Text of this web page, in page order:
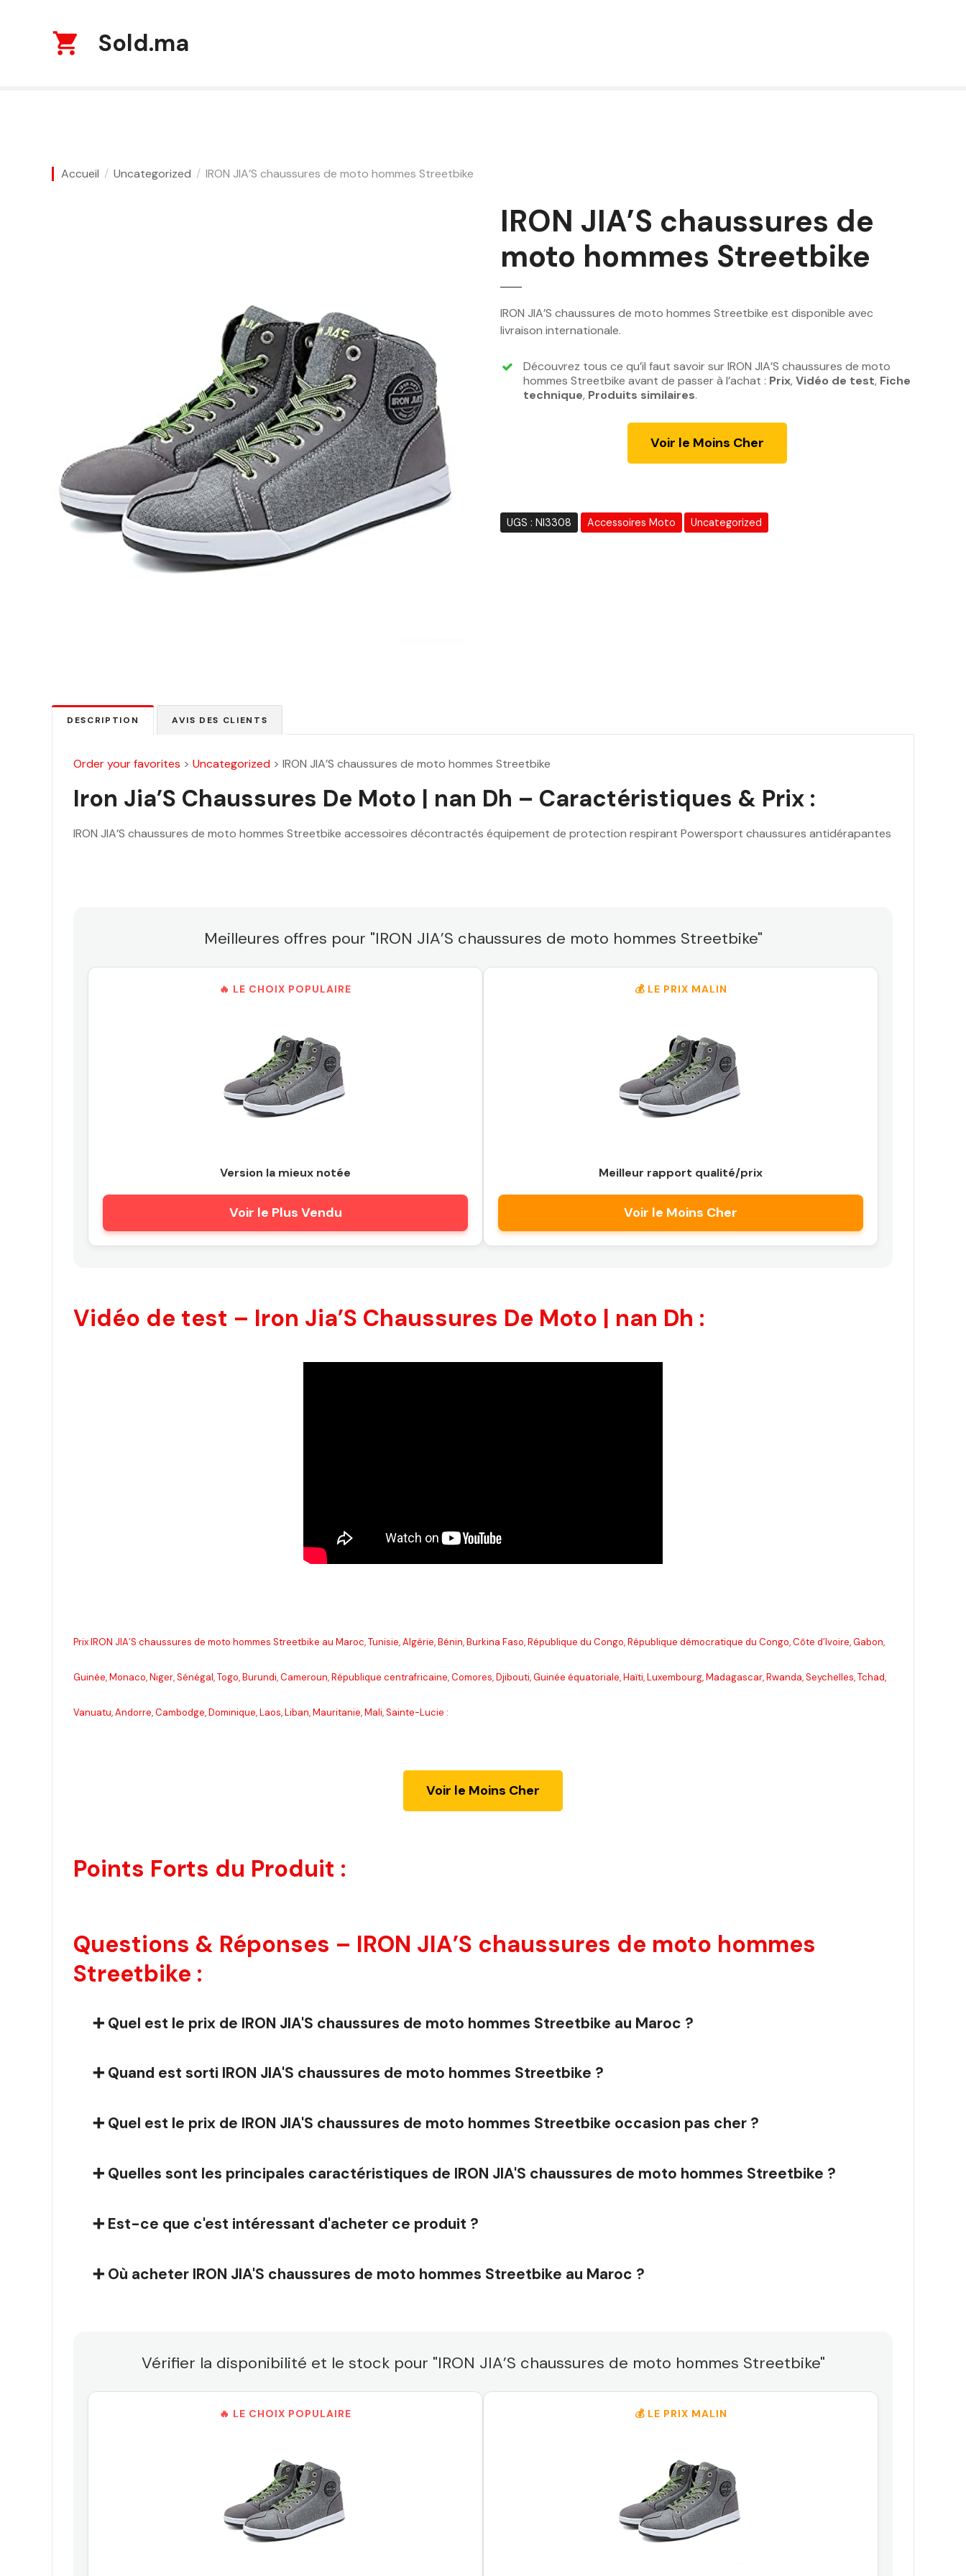
Sold.ma
Accueil Uncategorized IRON JIA’S chaussures de moto hommes Streetbike
IRON JIA’S chaussures de
moto hommes Streetbike
IRON JIA’S chaussures de moto hommes Streetbike est disponible avec
livraison internationale.
Découvrez tous ce qu’il faut savoir sur IRON JIA’S chaussures de moto
hommes Streetbike avant de passer à l’achat : Prix, Vidéo de test, Fiche
technique, Produits similaires.
Voir le Moins Cher
UGS : NI3308 Accessoires Moto Uncategorized
DESCRIPTION AVIS DES CLIENTS
Order your favorites > Uncategorized > IRON JIA’S chaussures de moto hommes Streetbike
Iron Jia’S Chaussures De Moto | nan Dh – Caractéristiques & Prix :
IRON JIA’S chaussures de moto hommes Streetbike accessoires décontractés équipement de protection respirant Powersport chaussures antidérapantes
Meilleures offres pour "IRON JIA’S chaussures de moto hommes Streetbike"
🔥 LE CHOIX POPULAIRE
Version la mieux notée
Voir le Plus Vendu
💰 LE PRIX MALIN
Meilleur rapport qualité/prix
Voir le Moins Cher
Vidéo de test – Iron Jia’S Chaussures De Moto | nan Dh :
Prix IRON JIA’S chaussures de moto hommes Streetbike au Maroc, Tunisie, Algérie, Bénin, Burkina Faso, République du Congo, République démocratique du Congo, Côte d’Ivoire, Gabon,
Guinée, Monaco, Niger, Sénégal, Togo, Burundi, Cameroun, République centrafricaine, Comores, Djibouti, Guinée équatoriale, Haïti, Luxembourg, Madagascar, Rwanda, Seychelles, Tchad,
Vanuatu, Andorre, Cambodge, Dominique, Laos, Liban, Mauritanie, Mali, Sainte-Lucie :
Voir le Moins Cher
Points Forts du Produit :
Questions & Réponses – IRON JIA’S chaussures de moto hommes
Streetbike :
➕ Quel est le prix de IRON JIA'S chaussures de moto hommes Streetbike au Maroc ?
➕ Quand est sorti IRON JIA'S chaussures de moto hommes Streetbike ?
➕ Quel est le prix de IRON JIA'S chaussures de moto hommes Streetbike occasion pas cher ?
➕ Quelles sont les principales caractéristiques de IRON JIA'S chaussures de moto hommes Streetbike ?
➕ Est-ce que c'est intéressant d'acheter ce produit ?
➕ Où acheter IRON JIA'S chaussures de moto hommes Streetbike au Maroc ?
Vérifier la disponibilité et le stock pour "IRON JIA’S chaussures de moto hommes Streetbike"
🔥 LE CHOIX POPULAIRE 💰 LE PRIX MALIN